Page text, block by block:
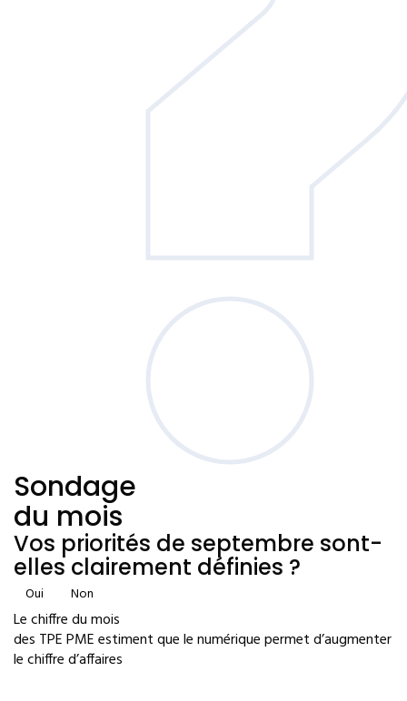
Sondage
du mois
Vos priorités de septembre sont-
elles clairement définies ?
Oui Non
Le chiffre du mois
des TPE PME estiment que le numérique permet d’augmenter
le chiffre d’affaires